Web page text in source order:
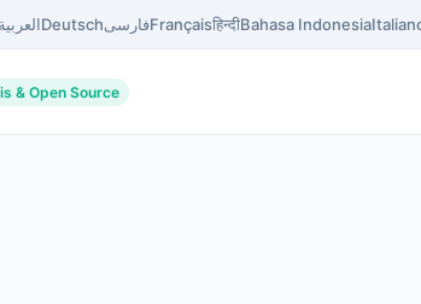
العربيةDeutschفارسیFrançaisहिन्दीBahasa Indonesia
& Open Source